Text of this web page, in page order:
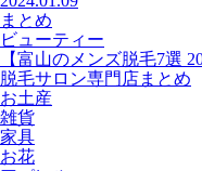
まとめ
ビューティー
【富山のメンズ脱毛7選
脱毛サロン専門店まとめ
お土産
雑貨
家具
お花